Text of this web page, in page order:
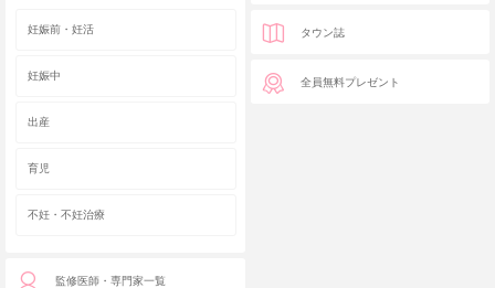
妊娠前・妊活
妊娠中
出産
育児
不妊・不妊治療
監修医師・専門家一覧
タウン誌
全員無料プレゼント